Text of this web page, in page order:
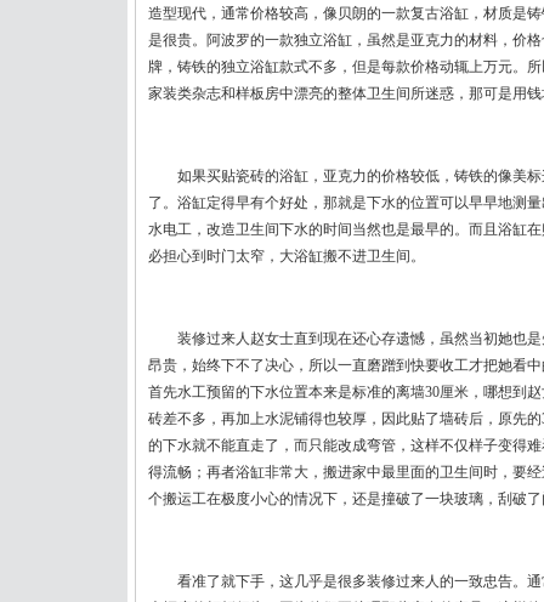
造型现代，通常价格较高，像贝朗的一款复古浴缸，材质是
是很贵。阿波罗的一款独立浴缸，虽然是亚克力的材料，价
牌，铸铁的独立浴缸款式不多，但是每款价格动辄上万元。
家装类杂志和样板房中漂亮的整体卫生间所迷惑，那可是用
如果买贴瓷砖的浴缸，亚克力的价格较低，铸铁的像美标
了。浴缸定得早有个好处，那就是下水的位置可以早早地测
水电工，改造卫生间下水的时间当然也是最早的。而且浴缸
必担心到时门太窄，大浴缸搬不进卫生间。
装修过来人赵女士直到现在还心存遗憾，虽然当初她也是
昂贵，始终下不了决心，所以一直磨蹭到快要收工才把她看
首先水工预留的下水位置本来是标准的离墙30厘米，哪想到
砖差不多，再加上水泥铺得也较厚，因此贴了墙砖后，原先
的下水就不能直走了，而只能改成弯管，这样不仅样子变得
得流畅；再者浴缸非常大，搬进家中最里面的卫生间时，要
个搬运工在极度小心的情况下，还是撞破了一块玻璃，刮破
看准了就下手，这几乎是很多装修过来人的一致忠告。通